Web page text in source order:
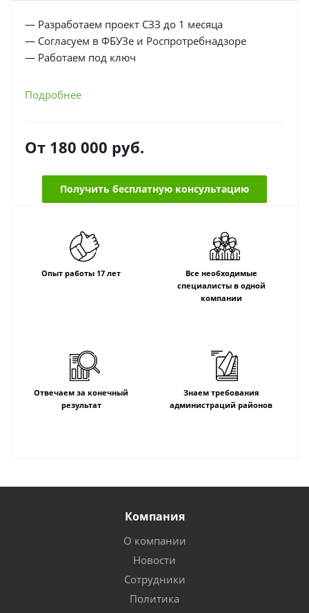
— Разработаем проект СЗЗ до 1 месяца
— Согласуем в ФБУЗе и Роспротребнадзоре
— Работаем под ключ
Подробнее
От 180 000 руб.
Получить бесплатную консультацию
Опыт работы 17 лет
Все необходимые
специалисты в одной
компании
Отвечаем за конечный
результат
Знаем требования
администраций районов
Компания
О компании
Новости
Сотрудники
Политика